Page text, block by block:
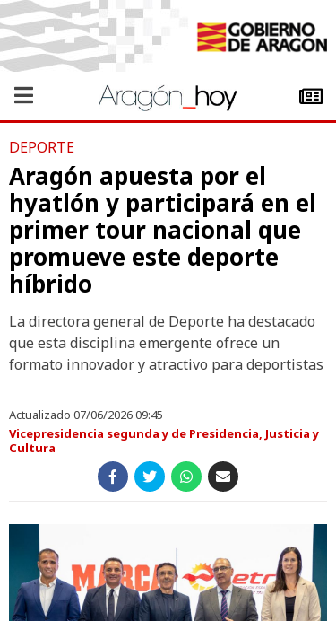
DEPORTE
Aragón apuesta por el
hyatlón y participará en el
primer tour nacional que
promueve este deporte
híbrido
La directora general de Deporte ha destacado
que esta disciplina emergente ofrece un
formato innovador y atractivo para deportistas
Actualizado 07/06/2026 09:45
Vicepresidencia segunda y de Presidencia, Justicia y
Cultura